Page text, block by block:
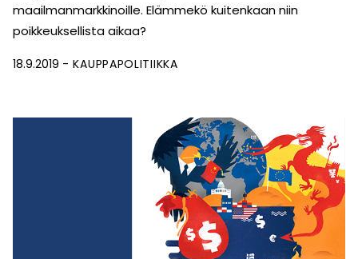
maailmanmarkkinoille. Elämmekö kuitenkaan niin
poikkeuksellista aikaa?
18.9.2019 KAUPPAPOLITIIKKA